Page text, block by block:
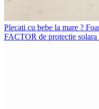
Plecati cu bebe la mare ?
FACTOR de protectie